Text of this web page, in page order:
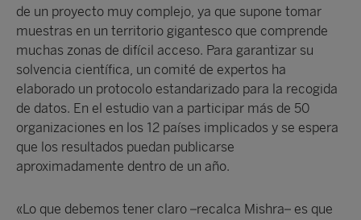
de un proyecto muy complejo, ya que supone tomar
muestras en un territorio gigantesco que comprende
muchas zonas de difícil acceso. Para garantizar su
solvencia científica, un comité de expertos ha
elaborado un protocolo estandarizado para la recogida
de datos. En el estudio van a participar más de 50
organizaciones en los 12 países implicados y se espera
que los resultados puedan publicarse
aproximadamente dentro de un año.
«Lo que debemos tener claro –recalca Mishra– es que